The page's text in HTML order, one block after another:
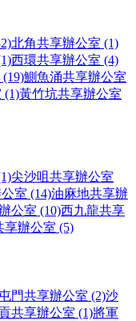
北角共享辦公室 (1)
西環共享辦公室 (4)
鰂魚涌共享辦公室
(1)黃竹坑共享辦公室
尖沙咀共享辦公室
室 (14)油麻地共享辦
公室 (10)西九龍共享
享辦公室 (5)
門共享辦公室 (2)沙
共享辦公室 (1)將軍